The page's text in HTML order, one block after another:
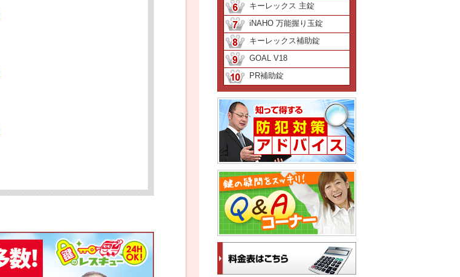
キーレックス 主錠
iNAHO 万能握り玉錠
キーレックス補助錠
GOAL V18
PR補助錠